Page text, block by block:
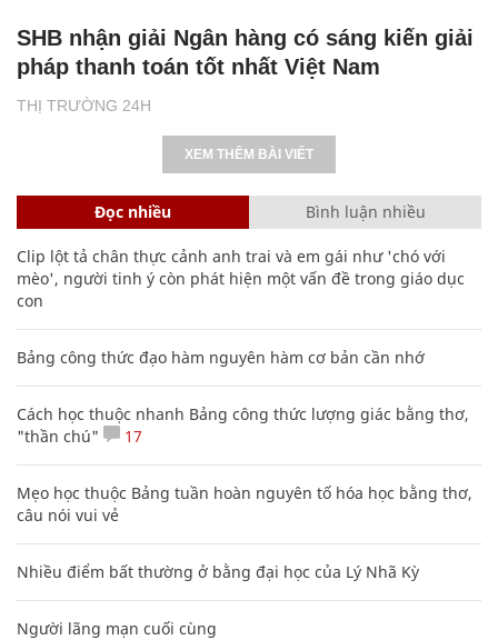
THỊ TRƯỜNG 24H
SHB nhận giải Ngân hàng có sáng kiến giải
pháp thanh toán tốt nhất Việt Nam
XEM THÊM BÀI VIẾT
Đọc nhiều Bình luận nhiều
Clip lột tả chân thực cảnh anh trai và em gái như 'chó với
mèo', người tinh ý còn phát hiện một vấn đề trong giáo dục
con
Bảng công thức đạo hàm nguyên hàm cơ bản cần nhớ
Cách học thuộc nhanh Bảng công thức lượng giác bằng thơ,
"thần chú"
17
Mẹo học thuộc Bảng tuần hoàn nguyên tố hóa học bằng thơ,
câu nói vui vẻ
Nhiều điểm bất thường ở bằng đại học của Lý Nhã Kỳ
Người lãng mạn cuối cùng